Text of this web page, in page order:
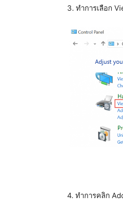
3. ทำการเลือก
4. ทำการคลิก